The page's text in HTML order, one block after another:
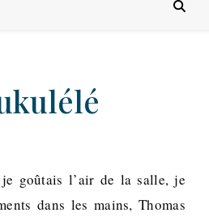
goûtais l’air de la salle, je
dans les mains, Thomas